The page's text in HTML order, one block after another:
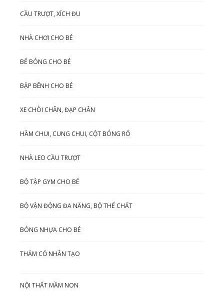
CẦU TRƯỢT, XÍCH ĐU
NHÀ CHƠI CHO BÉ
BỂ BÓNG CHO BÉ
BẬP BÊNH CHO BÉ
XE CHÒI CHÂN, ĐẠP CHÂN
HẦM CHUI, CUNG CHUI, CỘT BÓNG RỔ
NHÀ LEO CẦU TRƯỢT
BỘ TẬP GYM CHO BÉ
BỘ VẬN ĐỘNG ĐA NĂNG, BỘ THỂ CHẤT
BÓNG NHỰA CHO BÉ
THẢM CỎ NHÂN TẠO
NỘI THẤT MẦM NON